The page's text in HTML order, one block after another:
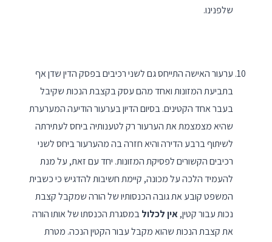
שלפנינו.
ערעור האישה התייחס גם לשני רכיבים בפסק הדין שדן אף
בתביעת המזונות ואחד מהם עסק בקצבת הנכות שקיבל
בעבר אחד הקטינים. בסיום הדיון בערעור הודיעה המערערת
שהיא מצמצמת את הערעור רק לטענותיה ביחס לעתירתה
לשיתוף ברבע הדירה והיא חזרה בה מהערעור ביחס לשני
רכיבים הקשורים לפסיקת המזונות. יחד עם זאת, על מנת
להעמיד הלכה על מכונה, קיימת חשיבות להדגיש כי כשבית
המשפט קובע את גובה הכנסותיו של הורה שמקבל קצבת
נכות עבור קטין,אין לכלולבמסגרת הכנסתו של אותו הורה
את קצבת הנכות שהוא מקבל עבור הקטין הנכה. מטרת